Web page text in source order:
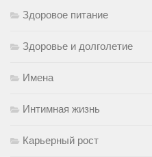
Здоровое питание
Здоровье и долголетие
Имена
Интимная жизнь
Карьерный рост